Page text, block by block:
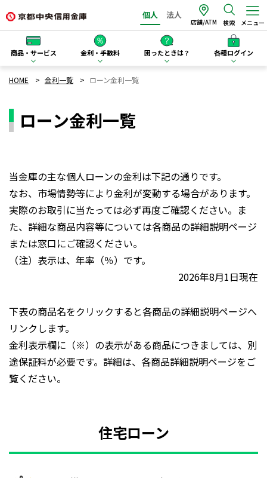
個人 法人
店舗/ATM 検索 メニュー
商品・サービス 金利・手数料 困ったときは？ 各種ログイン
HOME 金利一覧 ローン金利一覧
ローン金利一覧
当金庫の主な個人ローンの金利は下記の通りです。
なお、市場情勢等により金利が変動する場合があります。
実際のお取引に当たっては必ず再度ご確認ください。ま
た、詳細な商品内容等については各商品の詳細説明ページ
または窓口にご確認ください。
（注）表示は、年率（％）です。
2026年8月1日現在
下表の商品名をクリックすると各商品の詳細説明ページへ
リンクします。
金利表示欄に（※）の表示がある商品につきましては、別
途保証料が必要です。詳細は、各商品詳細説明ページをご
覧ください。
住宅ローン